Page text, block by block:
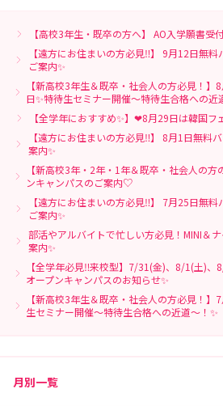
【高校3年生・既卒の方へ】 AO入学願書受
【遠方にお住まいの方必見‼】 9月12日無
ご案内✨
【新高校3年生＆既卒・社会人の方必見！
日✨特待生セミナー開催～特待生合格への近
【全学年におすすめ✨】❤8月29日は韓国フ
【遠方にお住まいの方必見‼】 8月1日無料
案内✨
【新高校3年・2年・1年＆既卒・社会人の
ンキャンパスのご案内♡
【遠方にお住まいの方必見‼】 7月25日無
ご案内✨
部活やアルバイトで忙しい方必見！MINI＆
案内✨
【全学年必見‼来校型】7/31(金)、8/1(土)、
オープンキャンパスのお知らせ✨
【新高校3年生＆既卒・社会人の方必見！
生セミナー開催～特待生合格への近道～！✨
月別一覧